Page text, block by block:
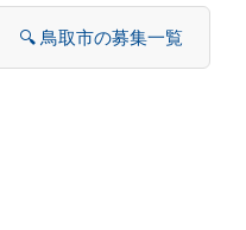
🔍 鳥取市の募集一覧